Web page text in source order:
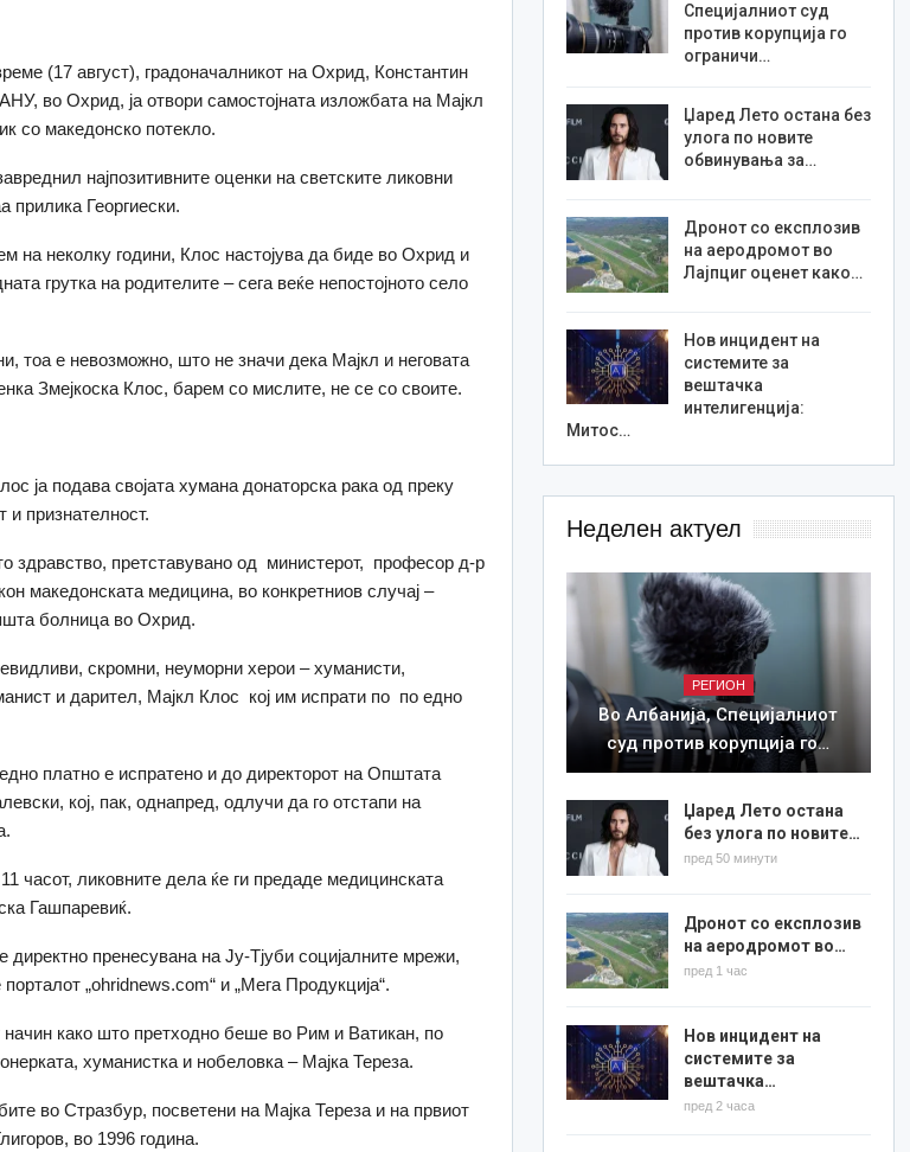
(17 август), градоначалникот на Охрид, Константин
во Охрид, ја отвори самостојната изложбата на Мајкл
со македонско потекло.
најпозитивните оценки на светските ликовни
прилика Георгиески.
на неколку години, Клос настојува да биде во Охрид и
грутка на родителите – сега веќе непостојното село
тоа е невозможно, што не значи дека Мајкл и неговата
Змејкоска Клос, барем со мислите, не се со своите.
ја подава својата хумана донаторска рака од преку
и признателност.
здравство, претставувано од министерот, професор д-р
македонската медицина, во конкретниов случај –
болница во Охрид.
скромни, неуморни херои – хуманисти,
и дарител, Мајкл Клос кој им испрати по по едно
платно е испратено и до директорот на Општата
кој, пак, однапред, одлучи да го отстапи на
часот, ликовните дела ќе ги предаде медицинската
Гашпаревиќ.
директно пренесувана на Ју-Тјуби социјалните мрежи,
„ohridnews.com“ и „Мега Продукција“.
начин како што претходно беше во Рим и Ватикан, по
хуманистка и нобеловка – Мајка Тереза.
во Стразбур, посветени на Мајка Тереза и на првиот
во 1996 година.
Специјалниот суд
против корупција го
ограничи…
Џаред Лето остана без
улога по новите
обвинувања за…
Дронот со експлозив
на аеродромот во
Лајпциг оценет како…
Нов инцидент на
системите за
вештачка
интелигенција:
Митос…
Неделен актуел
РЕГИОН
Во Албанија, Специјалниот
суд против корупција го…
Џаред Лето остана
без улога по новите…
пред 50 минути
Дронот со експлозив
на аеродромот во…
пред 1 час
Нов инцидент на
системите за
вештачка…
пред 2 часа